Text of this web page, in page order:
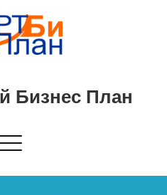
Бизнес План
Показать/
навигацию